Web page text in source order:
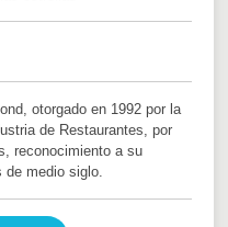
otorgado en 1992 por la
de Restaurantes, por
reconocimiento a su
medio siglo.